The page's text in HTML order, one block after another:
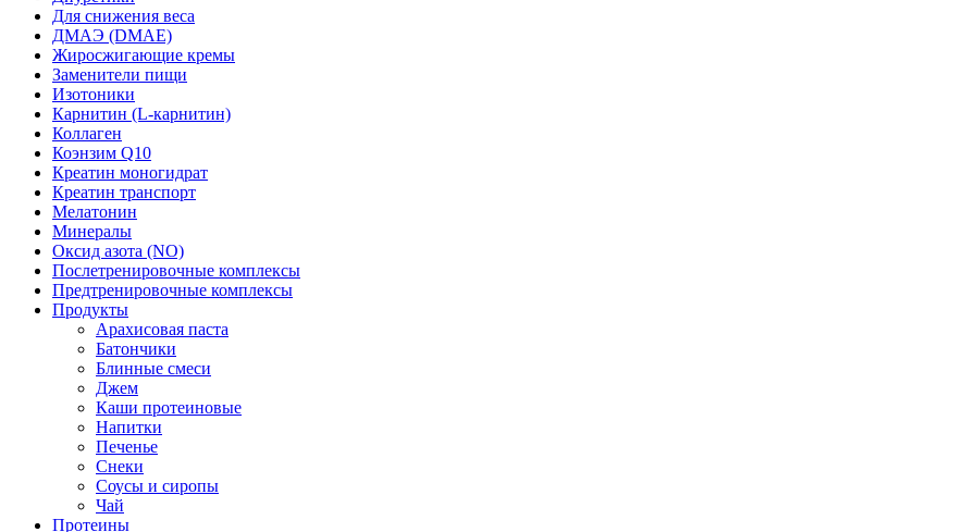
Для снижения веса
ДМАЭ (DMAE)
Жиросжигающие кремы
Заменители пищи
Изотоники
Карнитин (L-карнитин)
Коллаген
Коэнзим Q10
Креатин моногидрат
Креатин транспорт
Мелатонин
Минералы
Оксид азота (NO)
Послетренировочные комплексы
Предтренировочные комплексы
Продукты
Арахисовая паста
Батончики
Блинные смеси
Джем
Каши протеиновые
Напитки
Печенье
Снеки
Соусы и сиропы
Чай
Протеины